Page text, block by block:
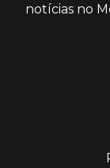
notícias no